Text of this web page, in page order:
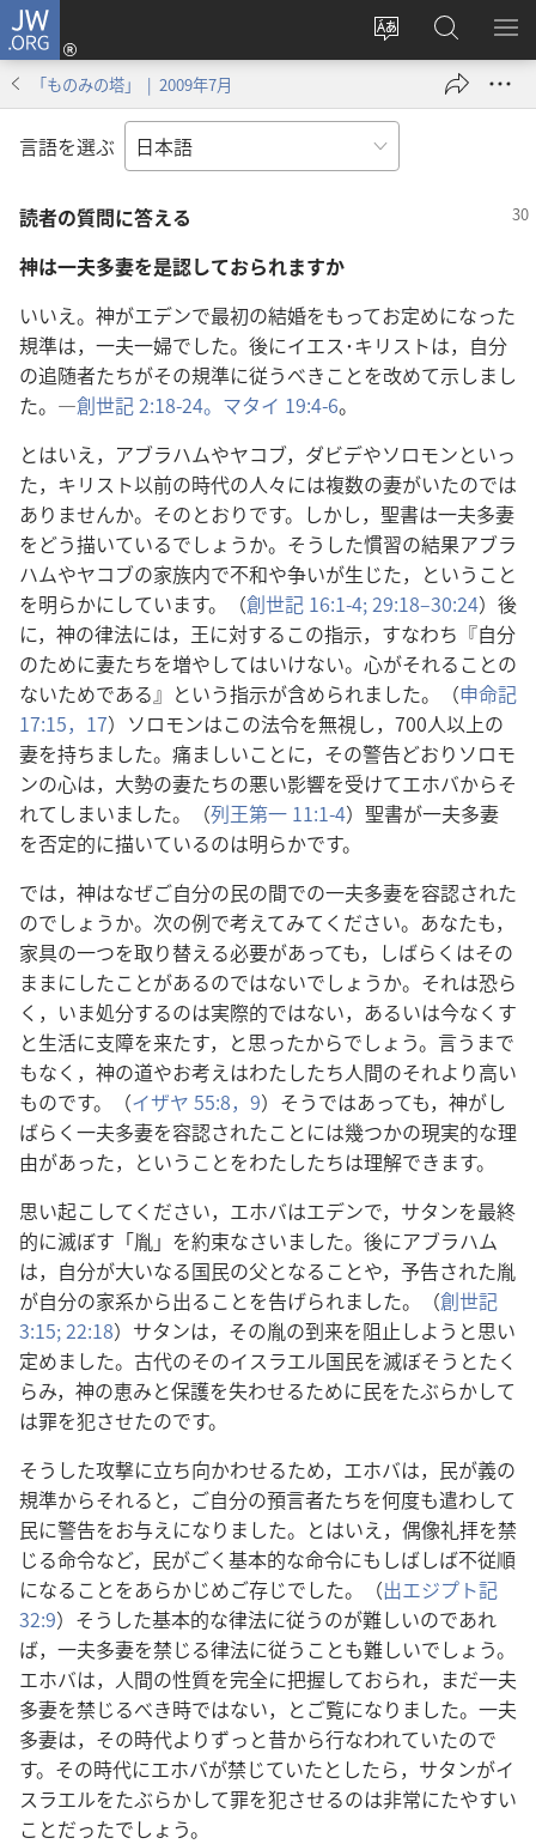
JW.ORG
サ
ト
の
言
る
ロ
グ
ン
し
開
く）
JW.ORG
の
検
メ
を
「ものみの塔」 | 2009年7月
言語を選ぶ
読者の質問に答える
神は一夫多妻を是認しておられますか
いいえ。神がエデンで最初の結婚をもってお定めになった
規準は，一夫一婦でした。後にイエス･キリストは，自分
の追随者たちがその規準に従うべきことを改めて示しまし
た。―創世記 2:18-24。 マタイ 19:4-6。
とはいえ，アブラハムやヤコブ，ダビデやソロモンといっ
た，キリスト以前の時代の人々には複数の妻がいたのでは
ありませんか。そのとおりです。しかし，聖書は一夫多妻
をどう描いているでしょうか。そうした慣習の結果アブラ
ハムやヤコブの家族内で不和や争いが生じた，ということ
を明らかにしています。（創世記 16:1-4;29:18–30:24）後
に，神の律法には，王に対するこの指示，すなわち『自分
のために妻たちを増やしてはいけない。心がそれることの
ないためである』という指示が含められました。（申命記
17:15， 17）ソロモンはこの法令を無視し，700人以上の
妻を持ちました。痛ましいことに，その警告どおりソロモ
ンの心は，大勢の妻たちの悪い影響を受けてエホバからそ
れてしまいました。（列王第一 11:1-4）聖書が一夫多妻
を否定的に描いているのは明らかです。
では，神はなぜご自分の民の間での一夫多妻を容認された
のでしょうか。次の例で考えてみてください。あなたも，
家具の一つを取り替える必要があっても，しばらくはその
ままにしたことがあるのではないでしょうか。それは恐ら
く，いま処分するのは実際的ではない，あるいは今なくす
と生活に支障を来たす，と思ったからでしょう。言うまで
もなく，神の道やお考えはわたしたち人間のそれより高い
ものです。（イザヤ 55:8，9）そうではあっても，神がし
ばらく一夫多妻を容認されたことには幾つかの現実的な理
由があった，ということをわたしたちは理解できます。
思い起こしてください，エホバはエデンで，サタンを最終
的に滅ぼす「胤」を約束なさいました。後にアブラハム
は，自分が大いなる国民の父となることや，予告された胤
が自分の家系から出ることを告げられました。（創世記
3:15;22:18）サタンは，その胤の到来を阻止しようと思い
定めました。古代のそのイスラエル国民を滅ぼそうとたく
らみ，神の恵みと保護を失わせるために民をたぶらかして
は罪を犯させたのです。
そうした攻撃に立ち向かわせるため，エホバは，民が義の
規準からそれると，ご自分の預言者たちを何度も遣わして
民に警告をお与えになりました。とはいえ，偶像礼拝を禁
じる命令など，民がごく基本的な命令にもしばしば不従順
になることをあらかじめご存じでした。（出エジプト記
32:9）そうした基本的な律法に従うのが難しいのであれ
ば，一夫多妻を禁じる律法に従うことも難しいでしょう。
エホバは，人間の性質を完全に把握しておられ，まだ一夫
多妻を禁じるべき時ではない，とご覧になりました。一夫
多妻は，その時代よりずっと昔から行なわれていたので
す。その時代にエホバが禁じていたとしたら，サタンがイ
スラエルをたぶらかして罪を犯させるのは非常にたやすい
ことだったでしょう。